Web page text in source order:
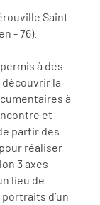
Saint-
- 76).
à des
découvrir la
à
et
partir des
réaliser
3 axes
lieu de
d’un